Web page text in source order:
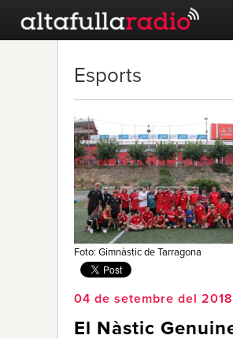
Esports
Foto: Gimnàstic de Tarragona
04 de setembre del 2018
El Nàstic